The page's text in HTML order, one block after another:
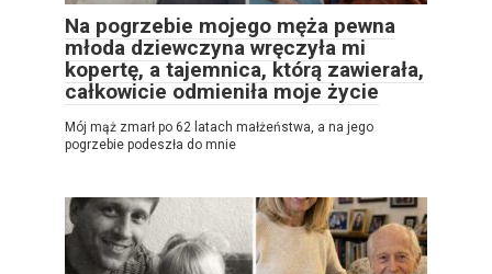
Na pogrzebie mojego męża pewna
młoda dziewczyna wręczyła mi
kopertę, a tajemnica, którą zawierała,
całkowicie odmieniła moje życie
Mój mąż zmarł po 62 latach małżeństwa, a na jego
pogrzebie podeszła do mnie